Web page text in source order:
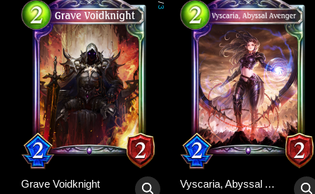
/
3
Grave Voidknight Vyscaria, Abyssal Avenger